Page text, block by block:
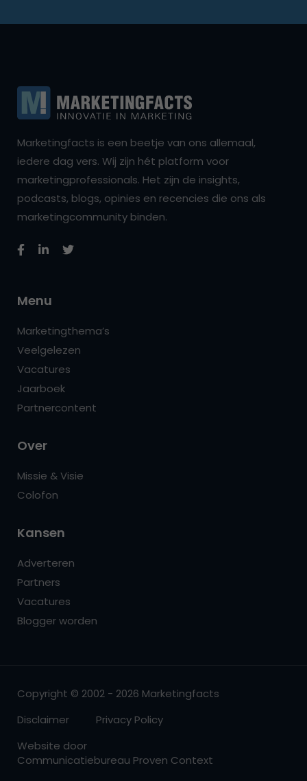
Marketingfacts is een beetje van ons allemaal,
iedere dag vers. Wij zijn hét platform voor
marketingprofessionals. Het zijn de insights,
podcasts, blogs, opinies en recencies die ons als
marketingcommunity binden.
Menu
Marketingthema’s
Veelgelezen
Vacatures
Jaarboek
Partnercontent
Over
Missie & Visie
Colofon
Kansen
Adverteren
Partners
Vacatures
Blogger worden
Copyright © 2002 - 2026 Marketingfacts
Disclaimer
Privacy Policy
Website door
Communicatiebureau Proven Context